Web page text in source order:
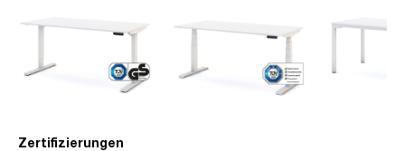
Zertifizierungen